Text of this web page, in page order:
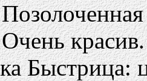
Позолоченная
Очень красив.
Быстрица: